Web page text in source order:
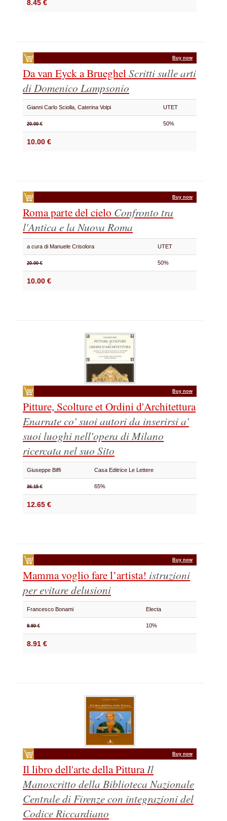
8.45 €
Buy now
Da van Eyck a BrueghelScritti sulle arti
di Domenico Lampsonio
Gianni Carlo Sciolla, Caterina Volpi UTET
20.00 € 50%
10.00 €
Buy now
Roma parte del cielo Confronto tra
l'Antica e la Nuova Roma
a cura di Manuele Crisolora UTET
20.00 € 50%
10.00 €
Buy now
Pitture, Scolture et Ordini d'Architettura
Enarrate co' suoi autori da inserirsi a'
suoi luoghi nell'opera di Milano
ricercata nel suo Sito
Giuseppe Biffi Casa Editrice Le Lettere
36.15 € 65%
12.65 €
Buy now
Mamma voglio fare l’artista! istruzioni
per evitare delusioni
Francesco Bonami Electa
9.90 € 10%
8.91 €
Buy now
Il libro dell'arte della PitturaIl
Manoscritto della Biblioteca Nazionale
Centrale di Firenze con integrazioni del
Codice Riccardiano